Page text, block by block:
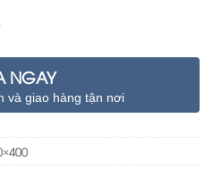
NGAY
và giao hàng tận nơi